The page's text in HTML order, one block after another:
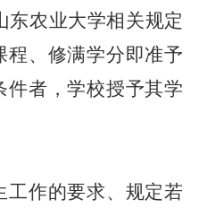
东农业大学相关规定
程、修满学分即准予
件者，学校授予其学
工作的要求、规定若